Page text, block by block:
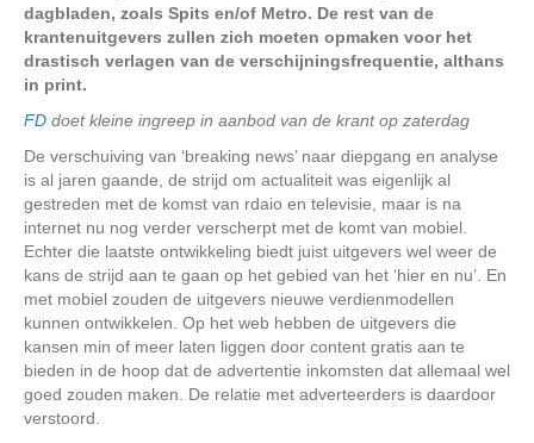
dagbladen, zoals Spits en/of Metro. De rest van de
krantenuitgevers zullen zich moeten opmaken voor het
drastisch verlagen van de verschijningsfrequentie, althans
in print.
FD doet kleine ingreep in aanbod van de krant op zaterdag
De verschuiving van ‘breaking news’ naar diepgang en analyse
is al jaren gaande, de strijd om actualiteit was eigenlijk al
gestreden met de komst van rdaio en televisie, maar is na
internet nu nog verder verscherpt met de komt van mobiel.
Echter die laatste ontwikkeling biedt juist uitgevers wel weer de
kans de strijd aan te gaan op het gebied van het ‘hier en nu’. En
met mobiel zouden de uitgevers nieuwe verdienmodellen
kunnen ontwikkelen. Op het web hebben de uitgevers die
kansen min of meer laten liggen door content gratis aan te
bieden in de hoop dat de advertentie inkomsten dat allemaal wel
goed zouden maken. De relatie met adverteerders is daardoor
verstoord.